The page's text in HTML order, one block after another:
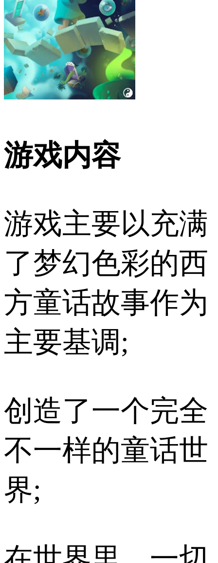
游戏内容
游戏主要以充满
了梦幻色彩的西
方童话故事作为
主要基调;
创造了一个完全
不一样的童话世
界;